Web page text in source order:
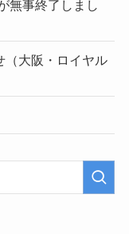
無事終了しまし
（大阪・ロイヤル